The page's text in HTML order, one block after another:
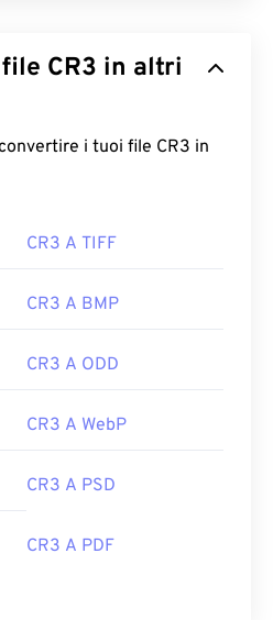
altri
i tuoi file CR3 in
CR3 A TIFF
CR3 A BMP
CR3 A ODD
CR3 A WebP
CR3 A PSD
CR3 A PDF